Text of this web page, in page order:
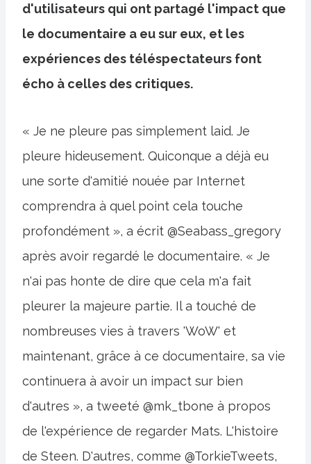
d'utilisateurs qui ont partagé l'impact que
le documentaire a eu sur eux, et les
expériences des téléspectateurs font
écho à celles des critiques.
« Je ne pleure pas simplement laid. Je
pleure hideusement. Quiconque a déjà eu
une sorte d'amitié nouée par Internet
comprendra à quel point cela touche
profondément », a écrit @Seabass_gregory
après avoir regardé le documentaire. « Je
n'ai pas honte de dire que cela m'a fait
pleurer la majeure partie. Il a touché de
nombreuses vies à travers 'WoW' et
maintenant, grâce à ce documentaire, sa vie
continuera à avoir un impact sur bien
d'autres », a tweeté @mk_tbone à propos
de l'expérience de regarder Mats. L'histoire
de Steen. D'autres, comme @TorkieTweets,